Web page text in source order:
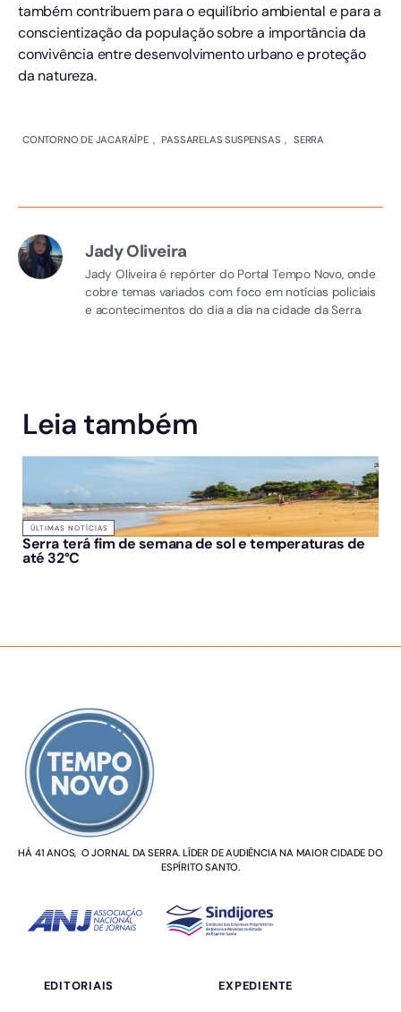
também contribuem para o equilíbrio ambiental e para a
conscientização da população sobre a importância da
convivência entre desenvolvimento urbano e proteção
da natureza.
CONTORNO DE JACARAÍPE , PASSARELAS SUSPENSAS , SERRA
Jady Oliveira
Jady Oliveira é repórter do Portal Tempo Novo, onde
cobre temas variados com foco em notícias policiais
e acontecimentos do dia a dia na cidade da Serra.
Leia também
ÚLTIMAS NOTÍCIAS
Serra terá fim de semana de sol e temperaturas de
até 32°C
HÁ 41 ANOS, O JORNAL DA SERRA. LÍDER DE AUDIÊNCIA NA MAIOR CIDADE DO
ESPÍRITO SANTO.
EDITORIAIS EXPEDIENTE